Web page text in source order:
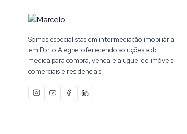
Somos especialistas em intermediação imobiliária
em Porto Alegre, oferecendo soluções sob
medida para compra, venda e aluguel de imóveis
comerciais e residenciais.